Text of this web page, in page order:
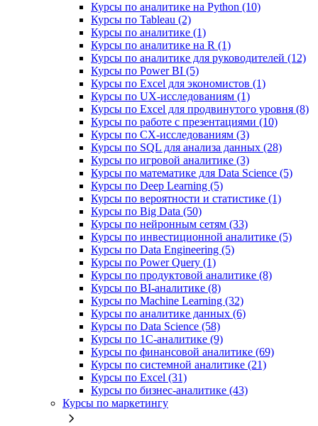
Курсы по аналитике на Python (10)
Курсы по Tableau (2)
Курсы по аналитике (1)
Курсы по аналитике на R (1)
Курсы по аналитике для руководителей (12)
Курсы по Power BI (5)
Курсы по Excel для экономистов (1)
Курсы по UX‑исследованиям (1)
Курсы по Excel для продвинутого уровня (8)
Курсы по работе с презентациями (10)
Курсы по CX-исследованиям (3)
Курсы по SQL для анализа данных (28)
Курсы по игровой аналитике (3)
Курсы по математике для Data Science (5)
Курсы по Deep Learning (5)
Курсы по вероятности и статистике (1)
Курсы по Big Data (50)
Курсы по нейронным сетям (33)
Курсы по инвестиционной аналитике (5)
Курсы по Data Engineering (5)
Курсы по Power Query (1)
Курсы по продуктовой аналитике (8)
Курсы по BI‑аналитике (8)
Курсы по Machine Learning (32)
Курсы по аналитике данных (6)
Курсы по Data Science (58)
Курсы по 1С‑аналитике (9)
Курсы по финансовой аналитике (69)
Курсы по системной аналитике (21)
Курсы по Excel (31)
Курсы по бизнес‑аналитике (43)
Курсы по маркетингу